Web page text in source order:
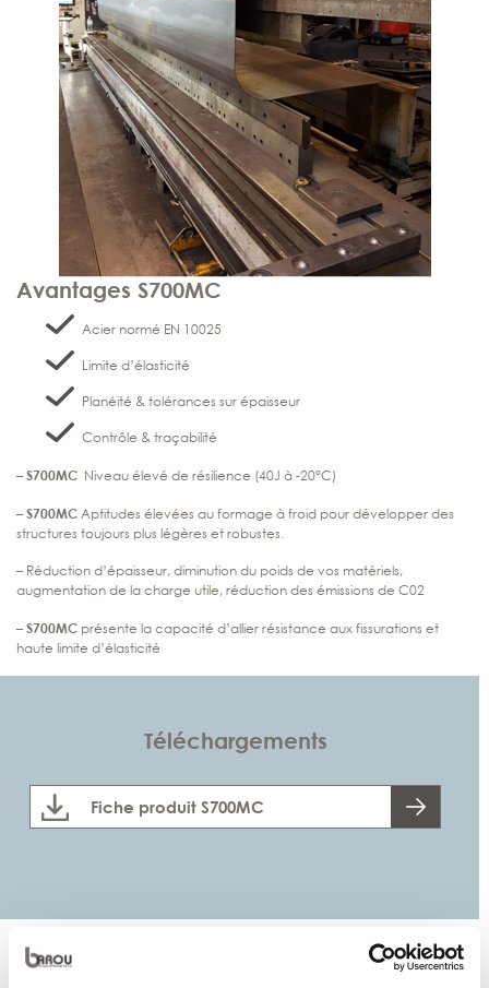
Avantages S700MC
Acier normé EN 10025
Limite d’élasticité
Planéité & tolérances sur épaisseur
Contrôle & traçabilité
–S700MC Niveau élevé de résilience (40J à -20°C)
–S700MCAptitudes élevées au formage à froid pour développer des
structures toujours plus légères et robustes.
– Réduction d’épaisseur, diminution du poids de vos matériels,
augmentation de la charge utile, réduction des émissions de C02
–S700MC présente la capacité d’allier résistance aux fissurations et
haute limite d’élasticité
Téléchargements
Fiche produit S700MC
Propriétés mécaniques S700MC